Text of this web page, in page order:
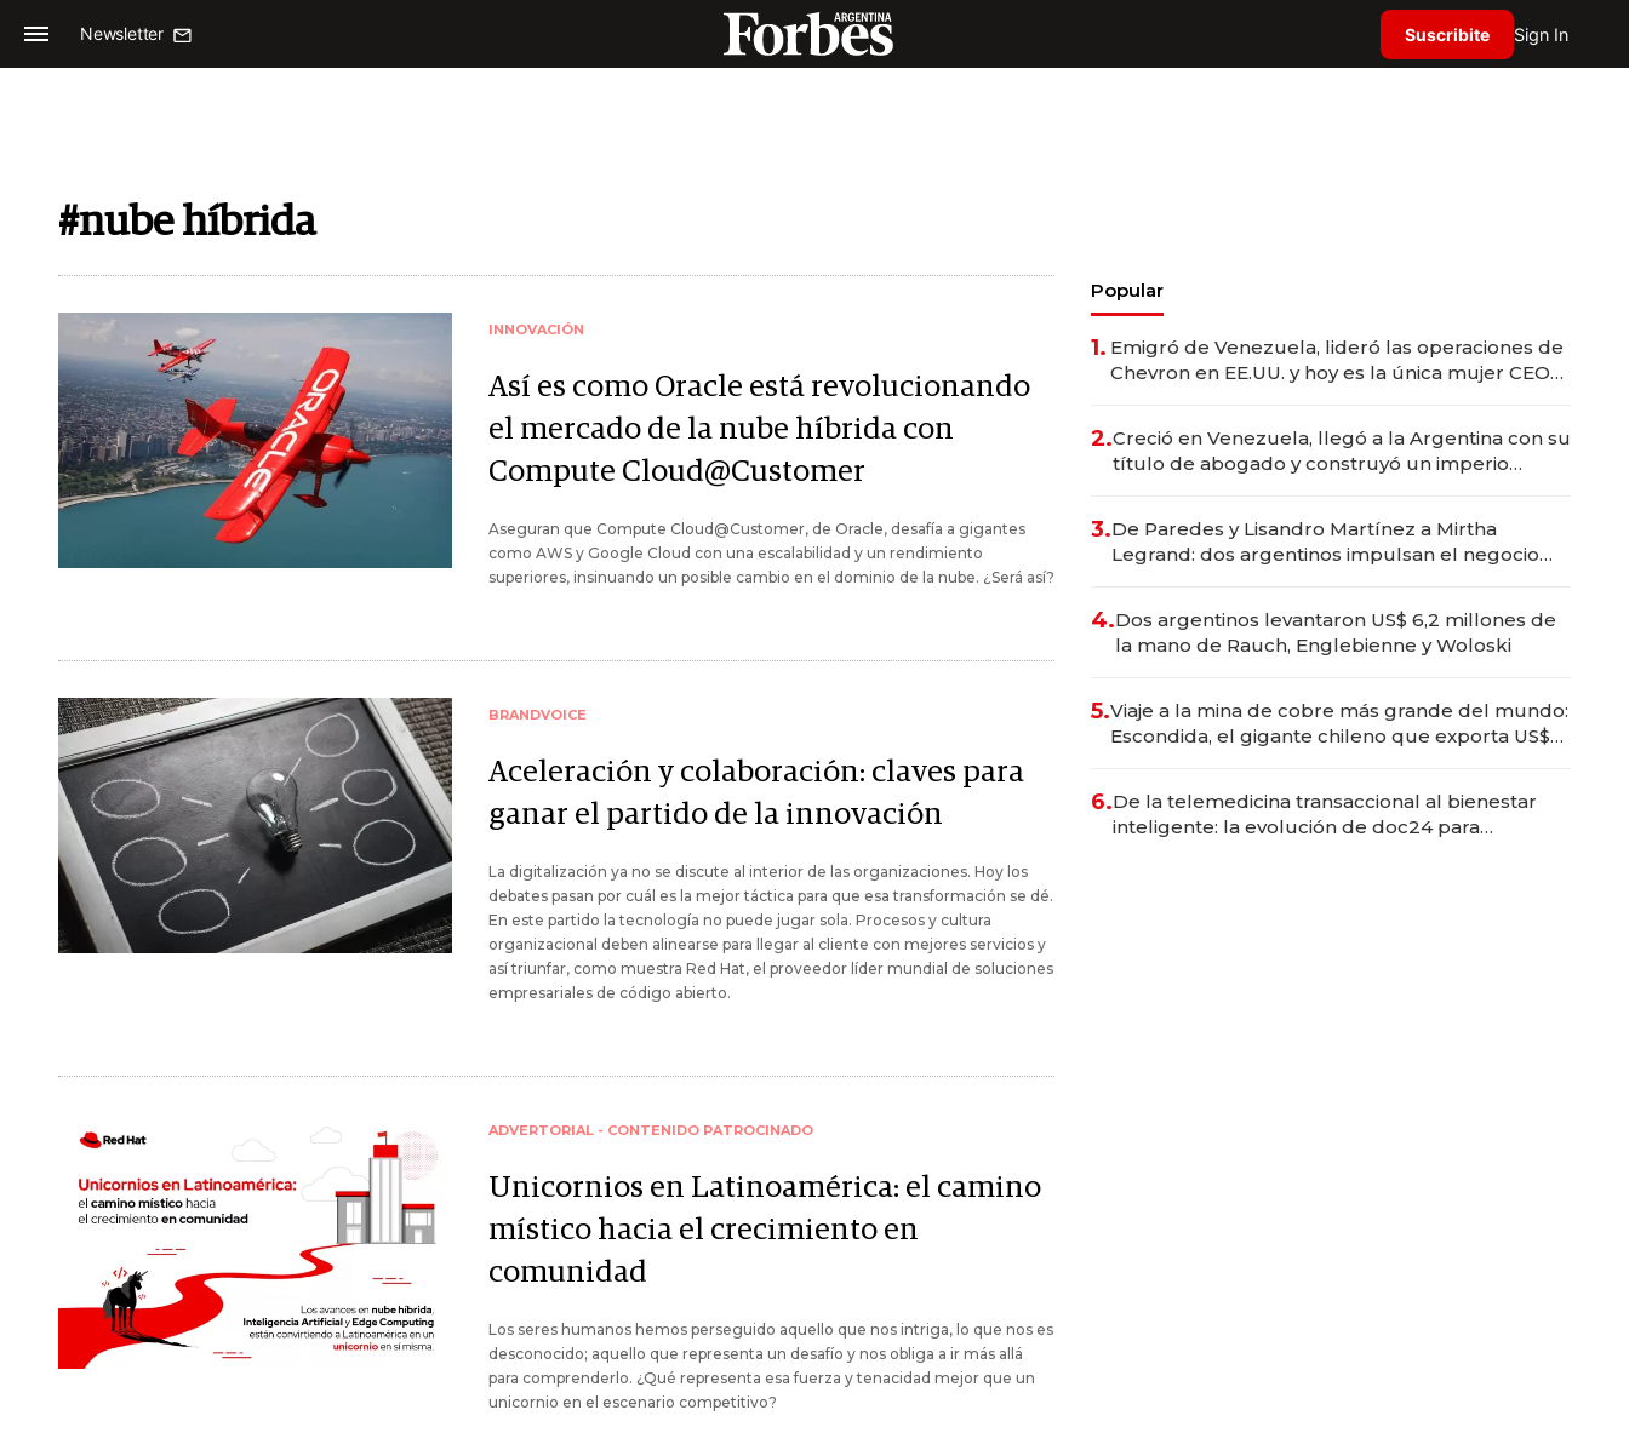
Newsletter Suscribite Sign In
#nube híbrida
INNOVACIÓN
Así es como Oracle está revolucionando
el mercado de la nube híbrida con
Compute Cloud@Customer
Aseguran que Compute Cloud@Customer, de Oracle, desafía a gigantes
como AWS y Google Cloud con una escalabilidad y un rendimiento
superiores, insinuando un posible cambio en el dominio de la nube. ¿Será así?
BRANDVOICE
Aceleración y colaboración: claves para
ganar el partido de la innovación
La digitalización ya no se discute al interior de las organizaciones. Hoy los
debates pasan por cuál es la mejor táctica para que esa transformación se dé.
En este partido la tecnología no puede jugar sola. Procesos y cultura
organizacional deben alinearse para llegar al cliente con mejores servicios y
así triunfar, como muestra Red Hat, el proveedor líder mundial de soluciones
empresariales de código abierto.
ADVERTORIAL - CONTENIDO PATROCINADO
Unicornios en Latinoamérica: el camino
místico hacia el crecimiento en
comunidad
Los seres humanos hemos perseguido aquello que nos intriga, lo que nos es
desconocido; aquello que representa un desafío y nos obliga a ir más allá
para comprenderlo. ¿Qué representa esa fuerza y tenacidad mejor que un
unicornio en el escenario competitivo?
Popular
1. Emigró de Venezuela, lideró las operaciones de
Chevron en EE.UU. y hoy es la única mujer CEO
2.Creció en Venezuela, llegó a la Argentina con su
título de abogado y construyó un imperio
3.De Paredes y Lisandro Martínez a Mirtha
Legrand: dos argentinos impulsan el negocio
4.Dos argentinos levantaron US$ 6,2 millones de
la mano de Rauch, Englebienne y Woloski
5.Viaje a la mina de cobre más grande del mundo:
Escondida, el gigante chileno que exporta US$
6.De la telemedicina transaccional al bienestar
inteligente: la evolución de doc24 para